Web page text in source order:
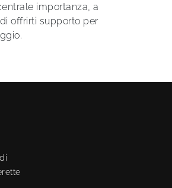
importanza, a
offrirti supporto per